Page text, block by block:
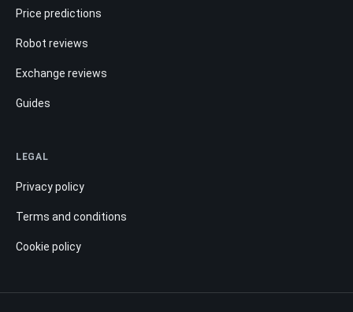
Price predictions
Robot reviews
Exchange reviews
Guides
LEGAL
Privacy policy
Terms and conditions
Cookie policy